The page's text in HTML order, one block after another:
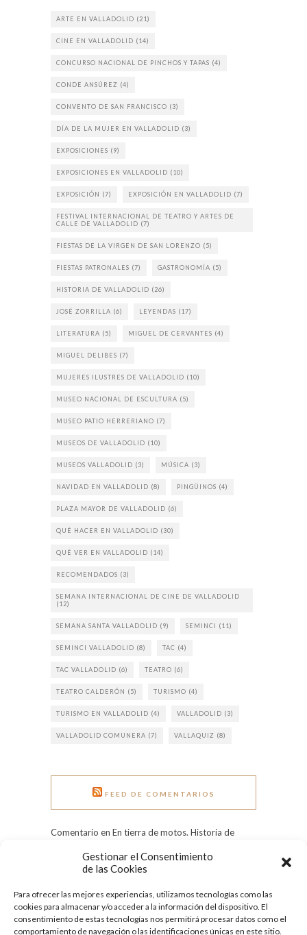
Gestionar el Consentimiento
de las Cookies
Para ofrecer las mejores experiencias, utilizamos tecnologías como las
cookies para almacenar y/o acceder a la información del dispositivo. El
consentimiento de estas tecnologías nos permitirá procesar datos como el
comportamiento de navegación o las identificaciones únicas en este sitio.
ARTE EN VALLADOLID (21)
CINE EN VALLADOLID (14)
CONCURSO NACIONAL DE PINCHOS Y TAPAS (4)
CONDE ANSÚREZ (4)
CONVENTO DE SAN FRANCISCO (3)
DÍA DE LA MUJER EN VALLADOLID (3)
EXPOSICIONES (9)
EXPOSICIONES EN VALLADOLID (10)
EXPOSICIÓN (7) EXPOSICIÓN EN VALLADOLID (7)
FESTIVAL INTERNACIONAL DE TEATRO Y ARTES DE
CALLE DE VALLADOLID (7)
FIESTAS DE LA VIRGEN DE SAN LORENZO (5)
FIESTAS PATRONALES (7) GASTRONOMÍA (5)
HISTORIA DE VALLADOLID (26)
JOSÉ ZORRILLA (6) LEYENDAS (17)
LITERATURA (5) MIGUEL DE CERVANTES (4)
MIGUEL DELIBES (7)
MUJERES ILUSTRES DE VALLADOLID (10)
MUSEO NACIONAL DE ESCULTURA (5)
MUSEO PATIO HERRERIANO (7)
MUSEOS DE VALLADOLID (10)
MUSEOS VALLADOLID (3) MÚSICA (3)
NAVIDAD EN VALLADOLID (8) PINGÜINOS (4)
PLAZA MAYOR DE VALLADOLID (6)
QUÉ HACER EN VALLADOLID (30)
QUÉ VER EN VALLADOLID (14)
RECOMENDADOS (3)
SEMANA INTERNACIONAL DE CINE DE VALLADOLID
(12)
SEMANA SANTA VALLADOLID (9) SEMINCI (11)
SEMINCI VALLADOLID (8) TAC (4)
TAC VALLADOLID (6) TEATRO (6)
TEATRO CALDERÓN (5) TURISMO (4)
TURISMO EN VALLADOLID (4) VALLADOLID (3)
VALLADOLID COMUNERA (7) VALLAQUIZ (8)
FEED DE COMENTARIOS
Comentario en En tierra de motos. Historia de
Comentario en Grandes heladas: el Pisuerga
congelado en 1971 por Tere
Comentario en Día Internacional de la Mujer:
conoce a nueve ilustres vallisoletanas por
Quesecelebrahoy